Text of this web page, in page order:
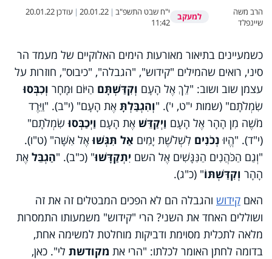
הרב משה
שיינפלד
למעקב י"ח שבט התשפ"ב |
20.01.22
| עודכן20.01.22
11:42
כשמעיינים בתיאור מאורעות הימים האלוקיים של מעמד הר
סיני, רואים שהמילים "קידוש", "הגבלה", "כיבוס", חוזרות על
עצמן שוב ושוב: "לֵךְ אֶל הָעָם וְקִדַּשְׁתָּם הַיּוֹם וּמָחָר וְכִבְּסוּ
שִׂמְלֹתָם" (שמות י"ט, י'). "וְהִגְבַּלְתָּ אֶת הָעָם" (י"ב). "וַיֵּרֶד
מֹשֶׁה מִן הָהָר אֶל הָעָם וַיְקַדֵּשׁ אֶת הָעָם וַיְכַבְּסוּשִׂמְלֹתָם"
(י"ד). "הֱיוּ נְכֹנִים לִשְׁלֹשֶׁת יָמִים אַל תִּגְּשׁוּאֶל אִשָּׁה" (ט"ו).
"וְגַם הַכֹּהֲנִים הַנִּגָּשִׁים אֶל השם יִתְקַדָּשׁוּ" (כ"ב). "הַגְבֵּל אֶת
הָהָר וְקִדַּשְׁתּוֹ" (כ"ג).
האם קידוש והגבלה הם לא הפכים המבטלים זה את זה
ושוללים האחד את השני? הרי "קידוש" משמעותו התמסרות
מלאה לתכלית מסוימת ודביקות מוחלטת למשימה אחת,
בדומה לחתן האומר לכלתו: "הרי את מקודשת לי". כאן,